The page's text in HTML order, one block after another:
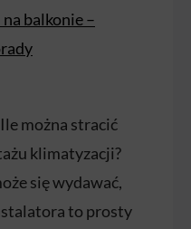
balkonie –
można stracić
klimatyzacji?
się wydawać,
to prosty